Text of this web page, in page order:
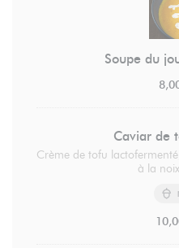
Soupe du
Caviar de
Crème de tofu
à la